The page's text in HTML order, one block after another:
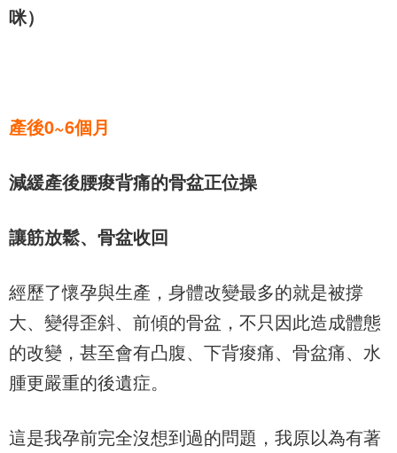
咪）
產後0~6個月
減緩產後腰痠背痛的骨盆正位操
讓筋放鬆、骨盆收回
經歷了懷孕與生產，身體改變最多的就是被撐
大、變得歪斜、前傾的骨盆，不只因此造成體態
的改變，甚至會有凸腹、下背痠痛、骨盆痛、水
腫更嚴重的後遺症。
這是我孕前完全沒想到過的問題，我原以為有著